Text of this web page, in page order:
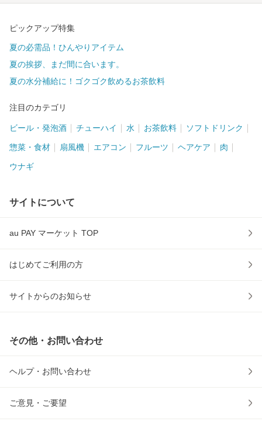
ピックアップ特集
夏の必需品！ひんやりアイテム
夏の挨拶、まだ間に合います。
夏の水分補給に！ゴクゴク飲めるお茶飲料
注目のカテゴリ
ビール・発泡酒 チューハイ 水 お茶飲料 ソフトドリンク
惣菜・食材 扇風機 エアコン フルーツ ヘアケア 肉
ウナギ
サイトについて
au PAY マーケット TOP
はじめてご利用の方
サイトからのお知らせ
その他・お問い合わせ
ヘルプ・お問い合わせ
ご意見・ご要望